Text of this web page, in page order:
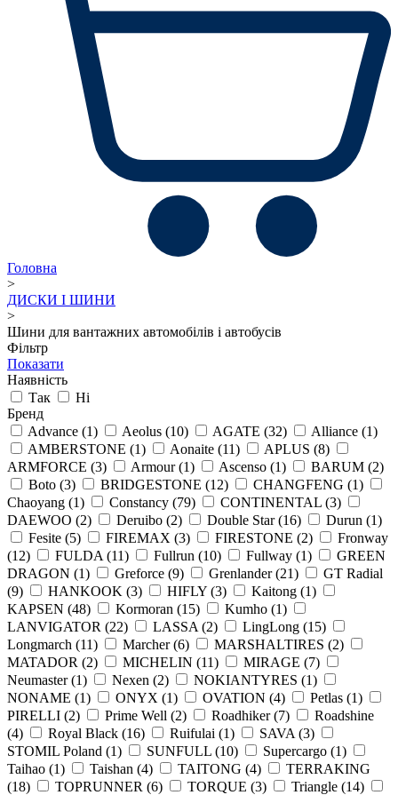
Головна
>
ДИСКИ І ШИНИ
>
Шини для вантажних автомобілів і автобусів
Фільтр
Показати
Наявність
Так
Ні
Бренд
Advance (1) Aeolus (10) AGATE (32) Alliance (1)
AMBERSTONE (1) Aonaite (11) APLUS (8)
ARMFORCE (3) Armour(1) Ascenso (1) BARUM (2)
Boto (3) BRIDGESTONE (12) CHANGFENG (1)
Chaoyang (1) Constancy (79) CONTINENTAL (3)
DAEWOO (2) Deruibo (2) Double Star(16) Durun (1)
Fesite (5) FIREMAX (3) FIRESTONE (2)
Fronway
(12)
FULDA (11) Fullrun (10) Fullway (1)
GREEN
DRAGON (1) Greforce (9) Grenlander(21)
GT Radial
(9)
HANKOOK (3) HIFLY (3) Kaitong (1)
KAPSEN (48) Kormoran (15) Kumho (1)
LANVIGATOR (22) LASSA (2) LingLong (15)
Longmarch (11) Marcher(6) MARSHALTIRES (2)
MATADOR (2) MICHELIN (11) MIRAGE (7)
Neumaster(1) Nexen (2) NOKIANTYRES (1)
NONAME (1) ONYX (1) OVATION (4) Petlas (1)
PIRELLI (2) Prime Well (2) Roadhiker(7)
Roadshine
(4)
Royal Black (16) Ruifulai (1) SAVA (3)
STOMIL Poland (1) SUNFULL (10) Supercargo (1)
Taihao (1) Taishan (4) TAITONG (4)
TERRAKING
(18)
TOPRUNNER (6) TORQUE (3) Triangle (14)